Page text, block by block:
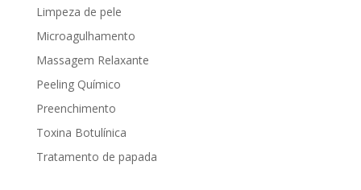
Limpeza de pele
Microagulhamento
Massagem Relaxante
Peeling Químico
Preenchimento
Toxina Botulínica
Tratamento de papada